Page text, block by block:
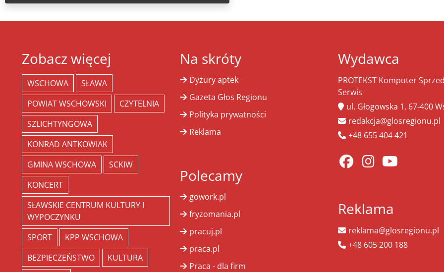
Zobacz więcej
WSCHOWA
SŁAWA
POWIAT WSCHOWSKI
CZYTELNIA
SZLICHTYNGOWA
KONRAD ANTKOWIAK
GMINA WSCHOWA
SCKIW
KONCERT
SŁAWSKIE CENTRUM KULTURY I
WYPOCZYNKU
SPORT
KPP WSCHOWA
BEZPIECZEŃSTWO
KULTURA
Na skróty
Dyżury aptek
Gazeta Głos Regionu
Polityka prywatności
Reklama
Polecamy
gowork.pl
fryzomania.pl
pracuj.pl
praca.pl
Praca - dla firm
Wydawca
PROTEKST Komputer
Serwis
ul. Głogowska 1, 67-400
redakcja@glosregionu.pl
+48 655 404 421
Reklama
reklama@glosregionu.pl
+48 605 200 188